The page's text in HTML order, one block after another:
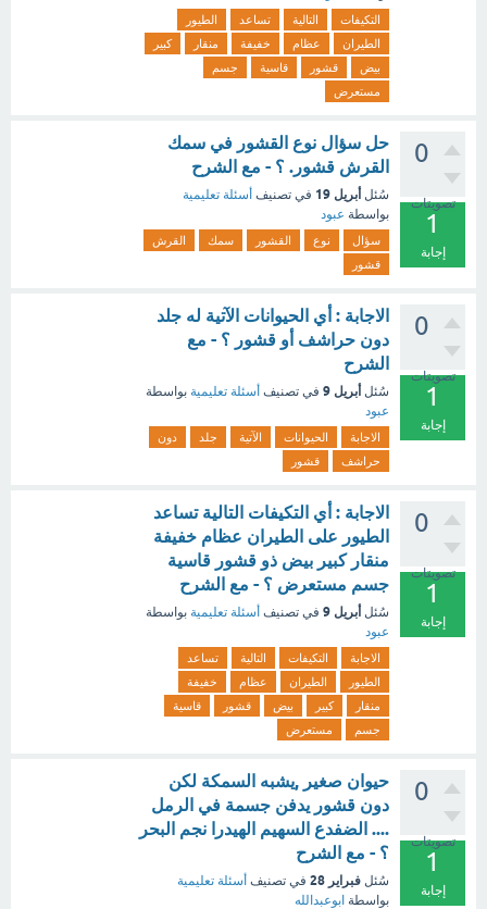
التكيفات التالية تساعد
الطيور
الطيران
عظام خفيفة منقار
كبير
بيض
قشور قاسية
جسم
مستعرض
0
تصويتات
1
إجابة
حل سؤال نوع القشور في سمك
القرش قشور. ؟ - مع الشرح
سُئل أبريل 19 في تصنيف أسئلة تعليمية
بواسطة عبود
سؤال نوع القشور سمك
القرش
قشور
0
تصويتات
1
إجابة
الاجابة : أي الحيوانات الآتية له جلد
دون حراشف أو قشور ؟ - مع
الشرح
سُئل أبريل 9 في تصنيف أسئلة تعليمية بواسطة
عبود
الاجابة الحيوانات الآتية جلد
دون
حراشف
قشور
0
تصويتات
1
إجابة
الاجابة : أي التكيفات التالية تساعد
الطيور على الطيران عظام خفيفة
منقار كبير بيض ذو قشور قاسية
جسم مستعرض ؟ - مع الشرح
سُئل أبريل 9 في تصنيف أسئلة تعليمية بواسطة
عبود
الاجابة التكيفات التالية
تساعد
الطيور
الطيران عظام
خفيفة
منقار
كبير بيض قشور
قاسية
جسم
مستعرض
0
تصويتات
1
إجابة
حيوان صغير ,يشبه السمكة لكن
دون قشور يدفن جسمة في الرمل
.... الضفدع السهيم الهيدرا نجم البحر
؟ - مع الشرح
سُئل فبراير 28 في تصنيف أسئلة تعليمية
بواسطة ابوعبدالله